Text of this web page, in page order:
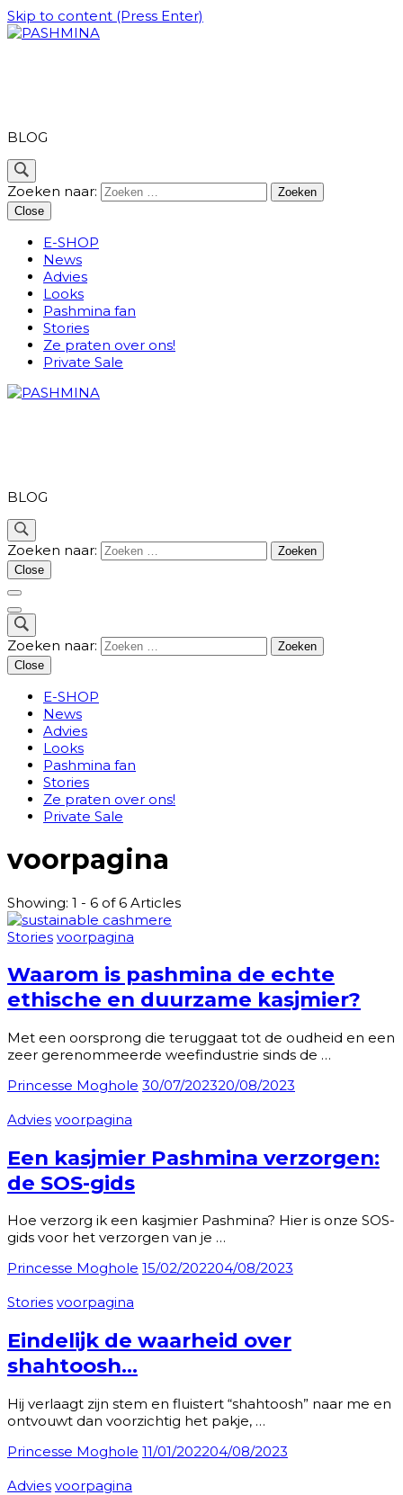
Skip to content (Press Enter)
BLOG
Zoeken naar:
Close
E-SHOP
News
Advies
Looks
Pashmina fan
Stories
Ze praten over ons!
Private Sale
BLOG
Zoeken naar:
Close
Zoeken naar:
Close
E-SHOP
News
Advies
Looks
Pashmina fan
Stories
Ze praten over ons!
Private Sale
voorpagina
Showing: 1 - 6 of 6 Articles
Stories voorpagina
Waarom is pashmina de echte
ethische en duurzame kasjmier?
Met een oorsprong die teruggaat tot de oudheid en een
zeer gerenommeerde weefindustrie sinds de …
Princesse Moghole 30/07/202320/08/2023
Advies voorpagina
Een kasjmier Pashmina verzorgen:
de SOS-gids
Hoe verzorg ik een kasjmier Pashmina? Hier is onze SOS-
gids voor het verzorgen van je …
Princesse Moghole 15/02/202204/08/2023
Stories voorpagina
Eindelijk de waarheid over
shahtoosh…
Hij verlaagt zijn stem en fluistert “shahtoosh” naar me en
ontvouwt dan voorzichtig het pakje, …
Princesse Moghole 11/01/202204/08/2023
Advies voorpagina